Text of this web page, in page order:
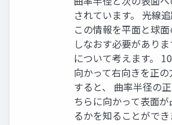
されています。 光線追
この情報を平面と球
しなおす必要があり
について考えます。
向かって右向きを正の
すると、 曲率半径の
ちらに向かって表面
るかを知ることがで